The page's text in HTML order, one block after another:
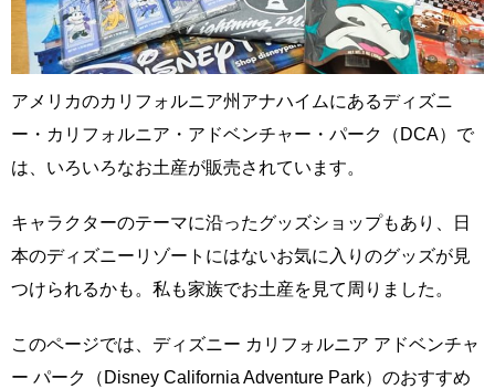
アメリカのカリフォルニア州アナハイムにあるディズニ
ー・カリフォルニア・アドベンチャー・パーク（DCA）で
は、いろいろなお土産が販売されています。
キャラクターのテーマに沿ったグッズショップもあり、日
本のディズニーリゾートにはないお気に入りのグッズが見
つけられるかも。私も家族でお土産を見て周りました。
このページでは、ディズニー カリフォルニア アドベンチャ
ー パーク（Disney California Adventure Park）のおすすめ